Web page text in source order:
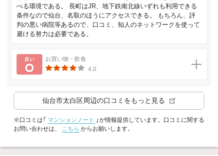
べる環境である。 長町はJR、地下鉄南北線いずれも利用できる
条件なので仙台、名取のほうにアクセスできる。 もちろん、評
判の悪い病院等あるので、口コミ、知人のネットワークを使って
避ける努力は必要である。
良い
お買い物・飲食
4.0
仙台市太白区周辺の口コミをもっと見る
※口コミは「 マンションノート
」が情報提供しています。口コミに関する
お問い合わせは、 こちら からお願いします。